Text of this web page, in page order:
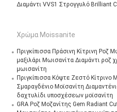
Διαμάντι VVS1 Στρογγυλό Brilliant
Χρώμα Moissanite
Πριγκίπισσα Πράσινη Κίτρινη Ροζ
μαξιλάρι Μωισανίτα Διαμάντι
μωισανίτη
Πριγκίπισσα Κόψτε Ζεστό Κίτρινο
Σμαραγδένιο Μοϊσανίτη
δαχτυλίδι υποσχέσεων μοϊσανίτη
GRA Ροζ Μοζανίτης Gem Radiant